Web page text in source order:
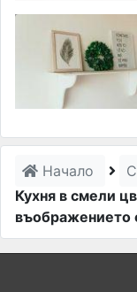
Начало
Кухня в смели
въображението